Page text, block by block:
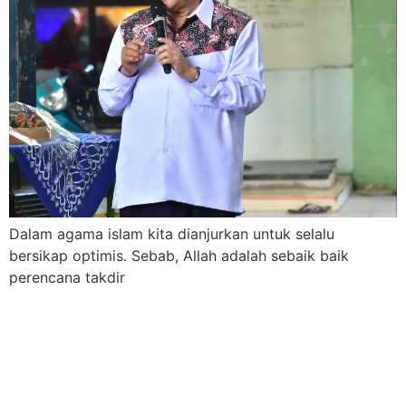
Dalam agama islam kita dianjurkan untuk selalu
bersikap optimis. Sebab, Allah adalah sebaik baik
perencana takdir